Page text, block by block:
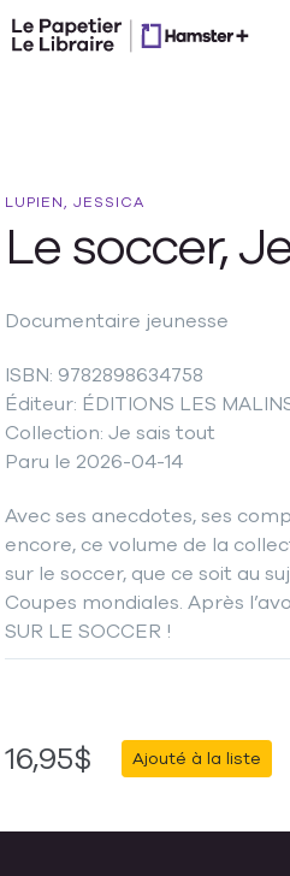
LUPIEN, JESSICA
Le soccer,
Documentaire jeunesse
ISBN: 9782898634758
Éditeur: ÉDITIONS LES
Collection: Je sais tout
Paru le 2026-04-14
Avec ses anecdotes, ses
encore, ce volume de la
sur le soccer, que ce soit au
Coupes mondiales. Après
SUR LE SOCCER !
16,95$ Ajouté à la liste